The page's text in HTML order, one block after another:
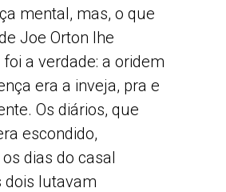
mental, mas, o que
Joe Orton lhe
a verdade: a oridem
era a inveja, pra e
Os diários, que
escondido,
dias do casal
dois lutavam